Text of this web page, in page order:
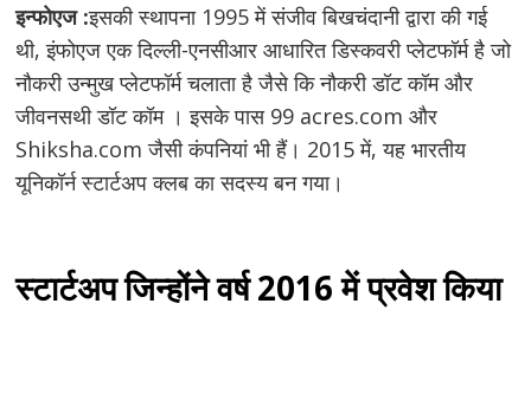
इन्फोएज :इसकी स्थापना 1995 में संजीव बिखचंदानी द्वारा की गई
थी, इंफोएज एक दिल्ली-एनसीआर आधारित डिस्कवरी प्लेटफॉर्म है जो
नौकरी उन्मुख प्लेटफॉर्म चलाता है जैसे कि नौकरी डॉट कॉम और
जीवनसथी डॉट कॉम । इसके पास 99 acres.com और
Shiksha.com जैसी कंपनियां भी हैं। 2015 में, यह भारतीय
यूनिकॉर्न स्टार्टअप क्लब का सदस्य बन गया।
स्टार्टअप जिन्होंने वर्ष 2016 में प्रवेश किया